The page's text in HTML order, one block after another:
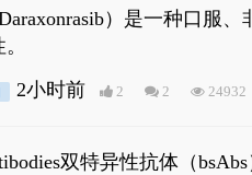
）是一种口服
2小时前 2 2 24932
双特异性抗体（